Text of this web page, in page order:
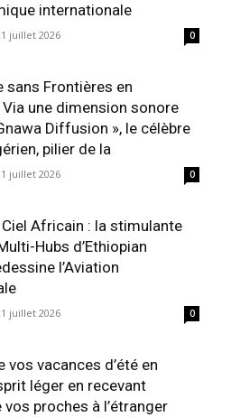
internationale
juillet 2026 0
sans Frontières en
une dimension sonore
Diffusion », le célèbre
pilier de la
juillet 2026 0
Ciel Africain : la stimulante
Hubs d’Ethiopian
l’Aviation
juillet 2026 0
vos vacances d’été en
léger en recevant
vos proches à l’étranger